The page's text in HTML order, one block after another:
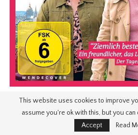
This website uses cookies to improve
assume you're ok with this, but you
Accept
Read